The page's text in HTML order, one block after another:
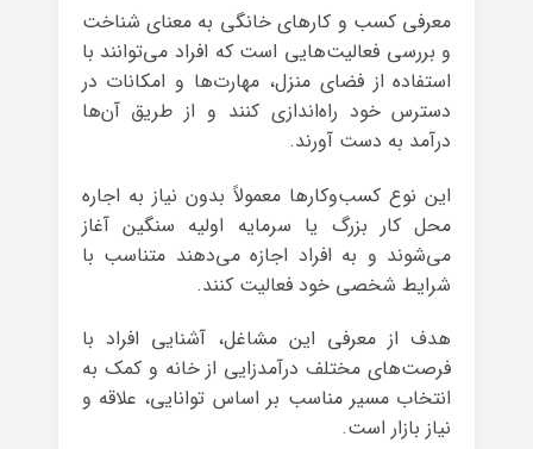
معرفی کسب و کارهای خانگی به معنای شناخت
و بررسی فعالیت‌هایی است که افراد می‌توانند با
استفاده از فضای منزل، مهارت‌ها و امکانات در
دسترس خود راه‌اندازی کنند و از طریق آن‌ها
درآمد به دست آورند.
این نوع کسب‌وکارها معمولاً بدون نیاز به اجاره
محل کار بزرگ یا سرمایه اولیه سنگین آغاز
می‌شوند و به افراد اجازه می‌دهند متناسب با
شرایط شخصی خود فعالیت کنند.
هدف از معرفی این مشاغل، آشنایی افراد با
فرصت‌های مختلف درآمدزایی از خانه و کمک به
انتخاب مسیر مناسب بر اساس توانایی، علاقه و
نیاز بازار است.